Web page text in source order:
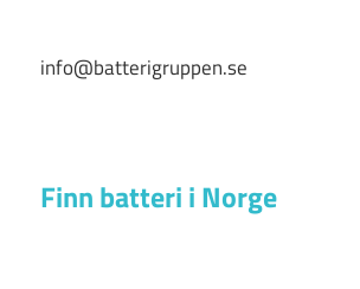
info@batterigruppen.se
Finn batteri i Norge